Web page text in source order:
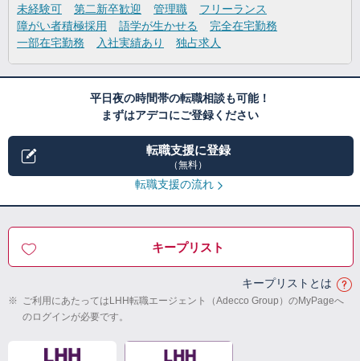
未経験可
第二新卒歓迎 管理職
フリーランス
障がい者積極採用
語学が生かせる
完全在宅勤務
一部在宅勤務
入社実績あり 独占求人
平日夜の時間帯の転職相談も可能！
まずはアデコにご登録ください
転職支援に登録
（無料）
転職支援の流れ
キープリスト
キープリストとは
※ ご利用にあたってはLHH転職エージェント（Adecco Group）のMyPageへ
のログインが必要です。